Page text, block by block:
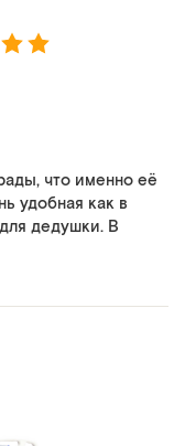
что именно её
удобная как в
дедушки. В